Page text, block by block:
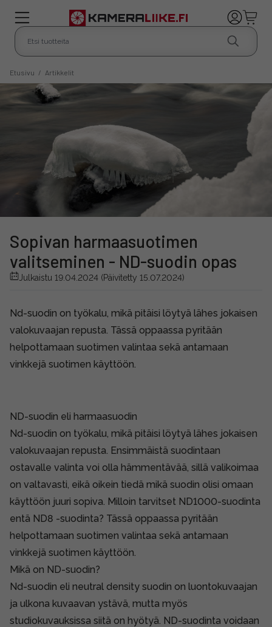
Etusivu / Artikkelit
Sopivan harmaasuotimen
valitseminen - ND-suodin opas
Julkaistu 19.04.2024 (Päivitetty 15.07.2024)
Nd-suodin on työkalu, mikä pitäisi löytyä lähes jokaisen
valokuvaajan repusta. Tässä oppaassa pyritään
helpottamaan suotimen valintaa sekä antamaan
vinkkejä suotimen käyttöön.
ND-suodin eli harmaasuodin
Nd-suodin on työkalu, mikä pitäisi löytyä lähes jokaisen
valokuvaajan repusta. Ensimmäistä suodintaan
ostavalle valinta voi olla hämmentävää, sillä valikoimaa
on valtavasti, eikä oikein tiedä mikä suodin olisi omaan
käyttöön juuri sopiva. Milloin tarvitset ND1000-suodinta
entä ND8 -suodinta? Tässä oppaassa pyritään
helpottamaan suotimen valintaa sekä antamaan
vinkkejä suotimen käyttöön.
Mikä on ND-suodin?
Nd-suodin eli neutral density suodin on luontokuvaajan
ja ulkona kuvaavan ystävä, mutta myös
studiokuvauksissa siitä on hyötyä. ND-suodinta voidaan